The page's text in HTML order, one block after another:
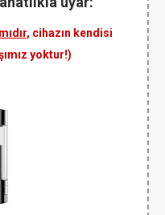
, cihazın kendisi
yoktur!)